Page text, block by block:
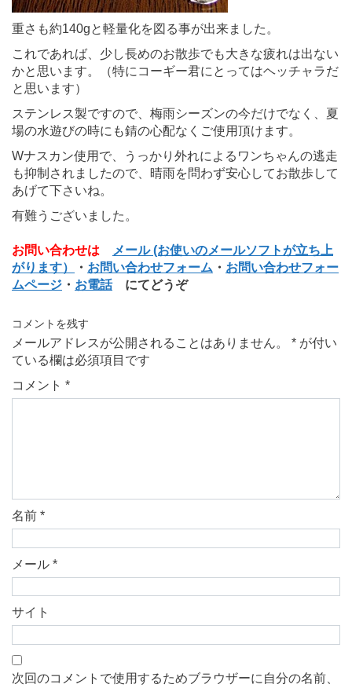
重さも約140gと軽量化を図る事が出来ました。
これであれば、少し長めのお散歩でも大きな疲れは出ない
かと思います。（特にコーギー君にとってはヘッチャラだ
と思います）
ステンレス製ですので、梅雨シーズンの今だけでなく、夏
場の水遊びの時にも錆の心配なくご使用頂けます。
Wナスカン使用で、うっかり外れによるワンちゃんの逃走
も抑制されましたので、晴雨を問わず安心してお散歩して
あげて下さいね。
有難うございました。
お問い合わせは
メール (お使いのメールソフトが立ち上
がります）
・ お問い合わせフォーム ・ お問い合わせフォー
ムページ ・ お電話にてどうぞ
コメントを残す
メールアドレスが公開されることはありません。 * が付い
ている欄は必須項目です
コメント *
名前 *
メール *
サイト
次回のコメントで使用するためブラウザーに自分の名前、